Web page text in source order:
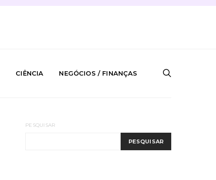
CIÊNCIA NEGÓCIOS / FINANÇAS
PESQUISAR
PESQUISAR